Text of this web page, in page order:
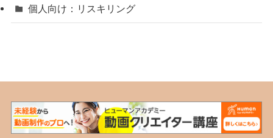
個人向け：リスキリング